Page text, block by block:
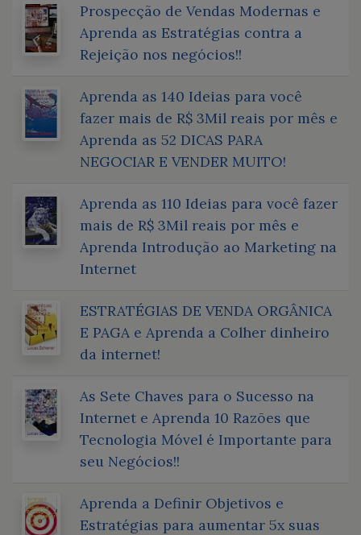
Prospecção de Vendas Modernas e
Aprenda as Estratégias contra a
Rejeição nos negócios!!
Aprenda as 140 Ideias para você
fazer mais de R$ 3Mil reais por mês e
Aprenda as 52 DICAS PARA
NEGOCIAR E VENDER MUITO!
Aprenda as 110 Ideias para você fazer
mais de R$ 3Mil reais por mês e
Aprenda Introdução ao Marketing na
Internet
ESTRATÉGIAS DE VENDA ORGÂNICA
E PAGA e Aprenda a Colher dinheiro
da internet!
As Sete Chaves para o Sucesso na
Internet e Aprenda 10 Razões que
Tecnologia Móvel é Importante para
seu Negócios!!
Aprenda a Definir Objetivos e
Estratégias para aumentar 5x suas